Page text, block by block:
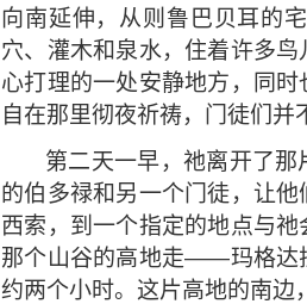
向南延伸，从则鲁巴贝耳的
穴、灌木和泉水，住着许多
心打理的一处安静地方，同
自在那里彻夜祈祷，门徒们并
第二天一早，祂离开了
的伯多禄和另一个门徒，让
西索，到一个指定的地点与
那个山谷的高地走——玛格达
约两个小时。这片高地的南边